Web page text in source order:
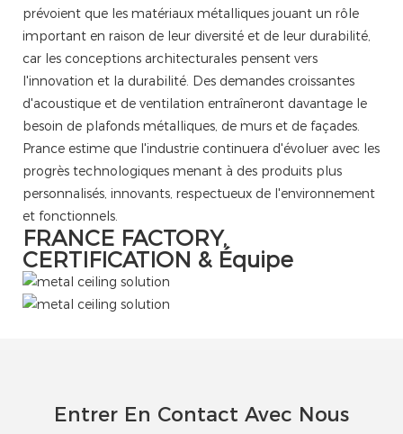
prévoient que les matériaux métalliques jouant un rôle
important en raison de leur diversité et de leur durabilité,
car les conceptions architecturales pensent vers
l'innovation et la durabilité. Des demandes croissantes
d'acoustique et de ventilation entraîneront davantage le
besoin de plafonds métalliques, de murs et de façades.
Prance estime que l'industrie continuera d'évoluer avec les
progrès technologiques menant à des produits plus
personnalisés, innovants, respectueux de l'environnement
et fonctionnels.
FRANCE FACTORY,
CERTIFICATION & Équipe
Entrer En Contact Avec Nous